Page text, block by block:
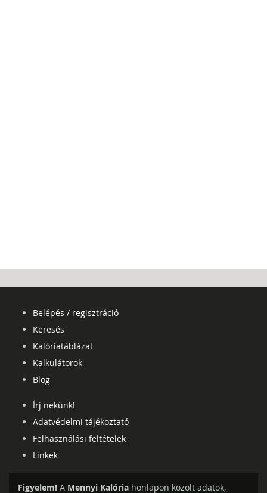
Belépés / regisztráció
Keresés
Kalóriatáblázat
Kalkulátorok
Blog
Írj nekünk!
Adatvédelmi tájékoztató
Felhasználási feltételek
Linkek
Figyelem! A Mennyi Kalória honlapon közölt adatok,